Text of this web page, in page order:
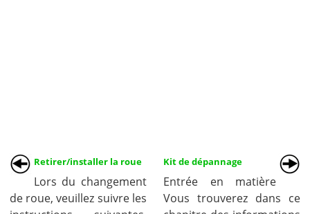
Retirer/installer la roue
Lors du changement
de roue, veuillez suivre les
Kit de dépannage
Entrée en matière
Vous trouverez dans ce